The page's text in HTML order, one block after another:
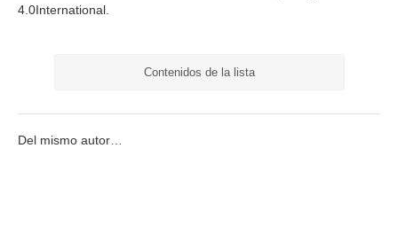
4.0International.
Contenidos de la lista
Del mismo autor…